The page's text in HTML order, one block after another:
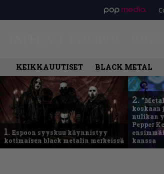
KEIKKAUUTISET BLACK METAL
1. Espoon syyskuu käynnistyy
kotimaisen black metalin merkeissä
2.
koskaan
nulikan
Pepper
kanssa